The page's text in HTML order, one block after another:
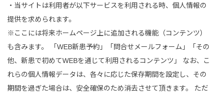
・当サイトは利用者が以下サービスを利用される時、個人情報の
提供を求められます。
※ここには将来ホームページ上に追加される機能（コンテンツ）
も含みます。 「WEB新患予約」「問合せメールフォーム」「その
他、新患で初めてWEBを通じて利用されるコンテンツ」 なお、こ
れらの個人情報データは、各々に応じた保存期間を設定し、その
期間を過ぎた場合は、安全確保のため消去させて頂きます。 ただ